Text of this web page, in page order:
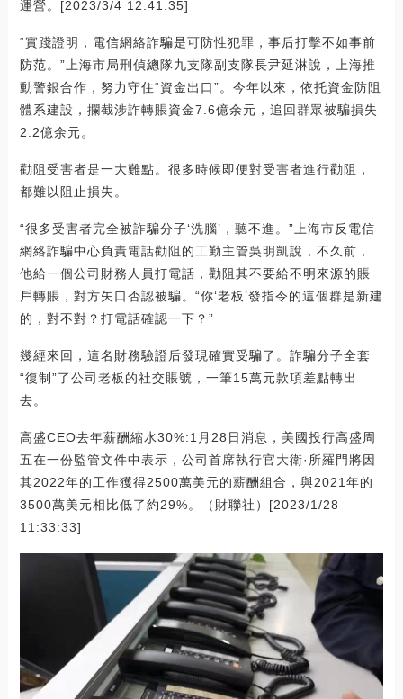
運營。[2023/3/4 12:41:35]
“實踐證明，電信網絡詐騙是可防性犯罪，事后打擊不如事前
防范。”上海市局刑偵總隊九支隊副支隊長尹延淋說，上海推
動警銀合作，努力守住“資金出口”。今年以來，依托資金防阻
體系建設，攔截涉詐轉賬資金7.6億余元，追回群眾被騙損失
2.2億余元。
勸阻受害者是一大難點。很多時候即便對受害者進行勸阻，
都難以阻止損失。
“很多受害者完全被詐騙分子‘洗腦’，聽不進。”上海市反電信
網絡詐騙中心負責電話勸阻的工勤主管吳明凱說，不久前，
他給一個公司財務人員打電話，勸阻其不要給不明來源的賬
戶轉賬，對方矢口否認被騙。“你‘老板’發指令的這個群是新建
的，對不對？打電話確認一下？”
幾經來回，這名財務驗證后發現確實受騙了。詐騙分子全套
“復制”了公司老板的社交賬號，一筆15萬元款項差點轉出
去。
高盛CEO去年薪酬縮水30%:1月28日消息，美國投行高盛周
五在一份監管文件中表示，公司首席執行官大衛·所羅門將因
其2022年的工作獲得2500萬美元的薪酬組合，與2021年的
3500萬美元相比低了約29%。（財聯社）[2023/1/28
11:33:33]